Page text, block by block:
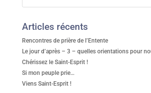
Articles récents
Rencontres de prière de l’Entente
Le jour d’après – 3 – quelles orientations pour
Chérissez le Saint-Esprit !
Si mon peuple prie…
Viens Saint-Esprit !